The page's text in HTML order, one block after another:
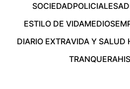
SOCIEDADPOLICIALES
ESTILO DE VIDAMEDIOS
DIARIO EXTRAVIDA Y SALUD
TRANQUERA